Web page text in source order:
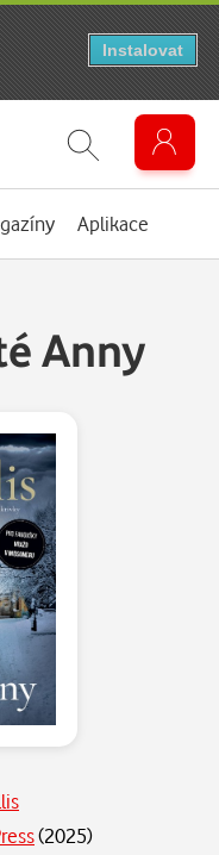
Aplikace
Anny
(2025)
Instalovat